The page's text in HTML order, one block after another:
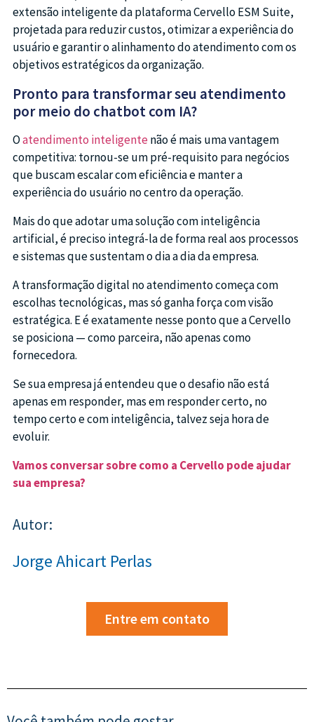
extensão inteligente da plataforma Cervello ESM Suite,
projetada para reduzir custos, otimizar a experiência do
usuário e garantir o alinhamento do atendimento com os
objetivos estratégicos da organização.
Pronto para transformar seu atendimento
por meio do chatbot com IA?
Oatendimento inteligentenão é mais uma vantagem
competitiva: tornou-se um pré-requisito para negócios
que buscam escalar com eficiência e manter a
experiência do usuário no centro da operação.
Mais do que adotar uma solução com inteligência
artificial, é preciso integrá-la de forma real aos processos
e sistemas que sustentam o dia a dia da empresa.
A transformação digital no atendimento começa com
escolhas tecnológicas, mas só ganha força com visão
estratégica. E é exatamente nesse ponto que a Cervello
se posiciona — como parceira, não apenas como
fornecedora.
Se sua empresa já entendeu que o desafio não está
apenas em responder, mas em responder certo, no
tempo certo e com inteligência, talvez seja hora de
evoluir.
Vamos conversar sobre como a Cervello pode ajudar
sua empresa?
Autor:
Jorge Ahicart Perlas
Entre em contato